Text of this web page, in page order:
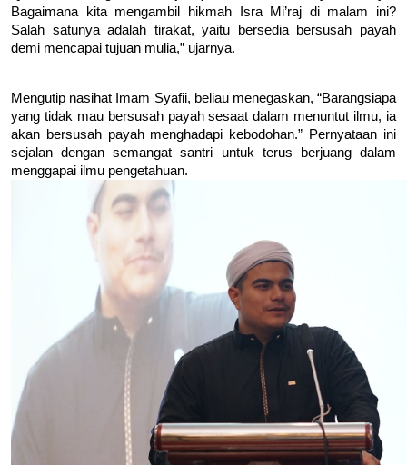
Bagaimana kita mengambil hikmah Isra Mi’raj di malam ini?
Salah satunya adalah tirakat, yaitu bersedia bersusah payah
demi mencapai tujuan mulia,” ujarnya.
Mengutip nasihat Imam Syafii, beliau menegaskan, “Barangsiapa
yang tidak mau bersusah payah sesaat dalam menuntut ilmu, ia
akan bersusah payah menghadapi kebodohan.” Pernyataan ini
sejalan dengan semangat santri untuk terus berjuang dalam
menggapai ilmu pengetahuan.